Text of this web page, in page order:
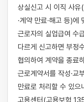
상실신고 시 이직 사
·계약 만료·해고 등)에
근로자의 실업급여 수
다르게 신고하면 부정
협의하여 계약을 종료
근로계약서를 작성·교
만료로 처리할 수 있
고용센터(고용보험